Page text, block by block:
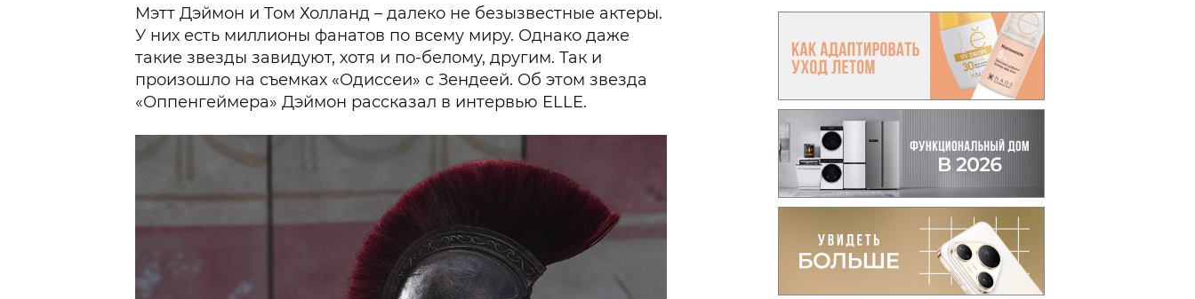
Мэтт Дэймон и Том Холланд – далеко не безызвестные актеры.
У них есть миллионы фанатов по всему миру. Однако даже
такие звезды завидуют, хотя и по-белому, другим. Так и
произошло на съемках «Одиссеи» с Зендеей. Об этом звезда
«Оппенгеймера» Дэймон рассказал в интервью ELLE.